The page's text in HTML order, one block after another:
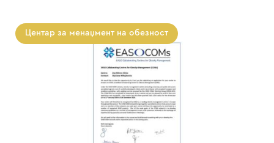
Центар за менаџмент на обезност